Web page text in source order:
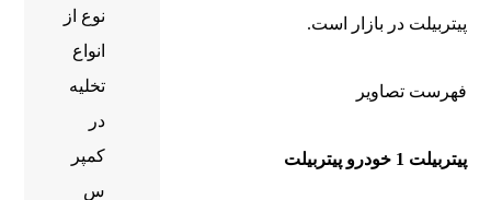
پیتربیلت در بازار است.
فهرست تصاویر
پیتربیلت 1 خودرو پیتربیلت
نوع از
انواع
تخلیه
در
کمپر
س